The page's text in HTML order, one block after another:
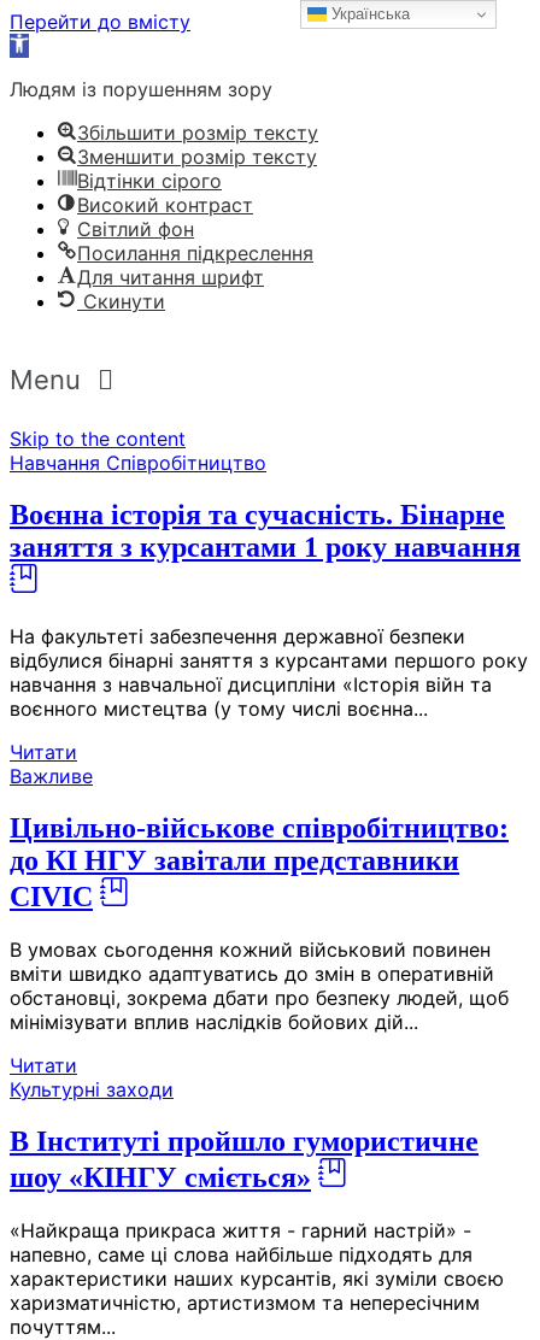
Перейти до вмісту
Відкрити
інструментів
Людям із порушенням зору
Збільшити розмір тексту
Зменшити розмір тексту
Відтінки сірого
Високий контраст
Світлий фон
Посилання підкреслення
Для читання шрифт
Скинути
Menu
Skip to the content
Навчання Співробітництво
Воєнна історія та сучасність. Бінарне
заняття з курсантами 1 року навчання
На факультеті забезпечення державної безпеки
відбулися бінарні заняття з курсантами першого року
навчання з навчальної дисципліни «Історія війн та
воєнного мистецтва (у тому числі воєнна...
Читати
Важливе
Цивільно-військове співробітництво:
до КІ НГУ завітали представники
CIVIC
В умовах сьогодення кожний військовий повинен
вміти швидко адаптуватись до змін в оперативній
обстановці, зокрема дбати про безпеку людей, щоб
мінімізувати вплив наслідків бойових дій...
Читати
Культурні заходи
В Інституті пройшло гумористичне
шоу «КІНГУ сміється»
«Найкраща прикраса життя - гарний настрій» -
напевно, саме ці слова найбільше підходять для
характеристики наших курсантів, які зуміли своєю
харизматичністю, артистизмом та непересічним
почуттям...
Українська